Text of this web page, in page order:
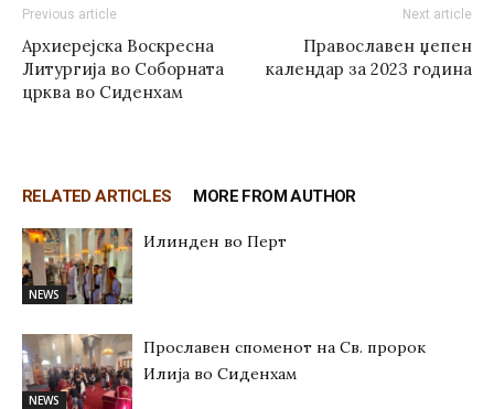
Previous article
Архиерејска Воскресна
Литургија во Соборната
црква во Сиденхам
Next article
Православен џепен
календар за 2023 година
RELATED ARTICLES MORE FROM AUTHOR
NEWS
Илинден во Перт
NEWS
Прославен споменот на Св. пророк
Илија во Сиденхам